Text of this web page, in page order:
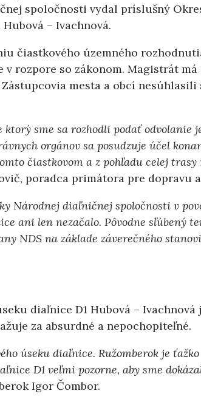
spoločnosti vydal príslušný
– Ivachnová.
čiastkového územného
rozpore so zákonom. Magistrát
mesta a obcí
ktorý sme sa rozhodli podať
orgánov sa posudzuje účel
čiastkovom a z pohľadu celej
poradca primátora pre dopravu
Národnej diaľničnej spoločnosti v
ani len nezačalo. Pôvodne sľúbený
NDS na základe záverečného
diaľnice D1 Hubová –
za absurdné a nepochopiteľné.
úseku diaľnice. Ružomberok je
D1 veľmi pozorne, aby sme
Igor Čombor.